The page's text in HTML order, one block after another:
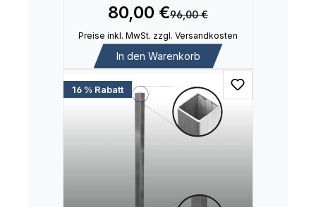
80,00 €96,00 €
Preise inkl. MwSt. zzgl. Versandkosten
In den Warenkorb
16 % Rabatt